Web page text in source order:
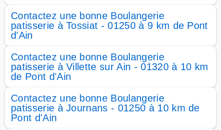
Contactez une bonne Boulangerie
patisserie à Tossiat - 01250 à 9 km de Pont
d'Ain
Contactez une bonne Boulangerie
patisserie à Villette sur Ain - 01320 à 10 km
de Pont d'Ain
Contactez une bonne Boulangerie
patisserie à Journans - 01250 à 10 km de
Pont d'Ain